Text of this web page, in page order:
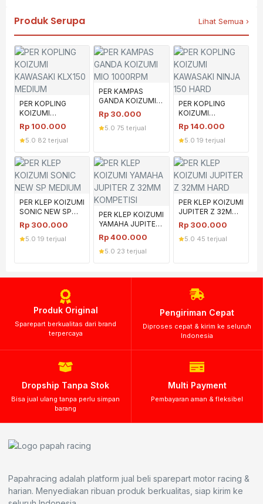
Produk Serupa Lihat Semua ›
PER KOPLING
KOIZUMI
KAWASAKI KLX150
MEDIUM
Rp 100.000
5.0 82 terjual
PER KAMPAS
GANDA KOIZUMI
MIO 1000RPM
Rp 30.000
5.0 75 terjual
PER KOPLING
KOIZUMI
KAWASAKI NINJA
150 HARD
Rp 140.000
5.0 19 terjual
PER KLEP KOIZUMI
SONIC NEW SP
MEDIUM
Rp 300.000
5.0 19 terjual
PER KLEP KOIZUMI
YAMAHA JUPITER
Z 32MM
KOMPETISI
Rp400.000
5.0 23 terjual
PER KLEP KOIZUMI
JUPITER Z 32MM
HARD
Rp 300.000
5.0 45 terjual
Produk Original
Sparepart berkualitas dari brand
terpercaya
Pengiriman Cepat
Diproses cepat & kirim ke seluruh
Indonesia
Dropship Tanpa Stok
Bisa jual ulang tanpa perlu simpan
barang
Multi Payment
Pembayaran aman & fleksibel
Papahracing adalah platform jual beli sparepart motor racing &
harian. Menyediakan ribuan produk berkualitas, siap kirim ke